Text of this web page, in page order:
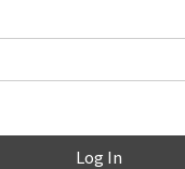
Log In